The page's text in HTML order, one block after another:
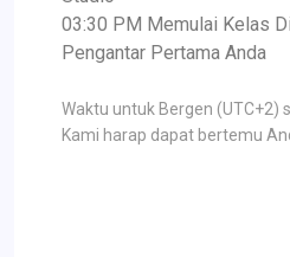
03:30 PM Memulai Kelas
Pengantar Pertama Anda
Waktu untuk Bergen (UTC+2)
Kami harap dapat bertemu